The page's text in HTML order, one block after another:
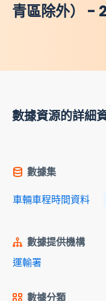
青區除外） -
數據資源的詳細
數據集
車輛車程時間資料
數據提供機構
運輸署
數據分類